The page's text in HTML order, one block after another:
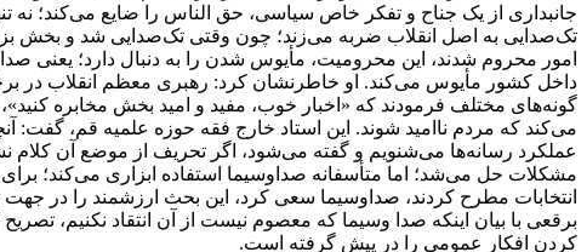
جانبداری از یک جناح و تفکر خاص سیاسی، حق الناس را ضایع می‌کند؛ نه
تک‌صدایی به اصل انقلاب ضربه می‌زند؛ چون وقتی تک‌صدایی شد و بخش
امور محروم شدند، این محرومیت، مأیوس شدن را به دنبال دارد؛ یعنی
داخل کشور مأیوس می‌کند. او خاطرنشان کرد: رهبری معظم انقلاب در
گونه‌های مختلف فرمودند که «اخبار خوب، مفید و امید بخش مخابره
می‌کند که مردم نا‌امید شوند. این استاد خارج فقه حوزه علمیه قم، گفت:
عملکرد رسانه‌ها می‌شنویم و گفته می‌شود، اگر تحریف از موضع آن
مشکلات حل می‌شد؛ اما متأسفانه صداوسیما استفاده ابزاری می‌کند؛
انتخابات مطرح کردند، صداوسیما سعی کرد، این بحث ارزشمند را در
برقعی با بیان اینکه صدا وسیما که معصوم نیست از آن انتقاد نکنیم،
کردن افکار عمومی را در پیش گرفته است.